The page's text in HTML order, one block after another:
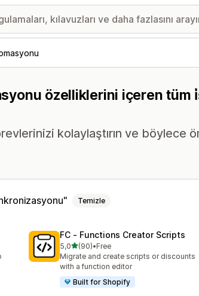
özelliklerini içeren tüm
kolaylaştırın ve böylece
Temizle
FC ‑ Functions Creator Scripts
5,05 yıldız üzerinden
(90)
toplam 90 değerlendirme
•Free
Migrate and create scripts or discounts
with a function editor
Built for Shopify